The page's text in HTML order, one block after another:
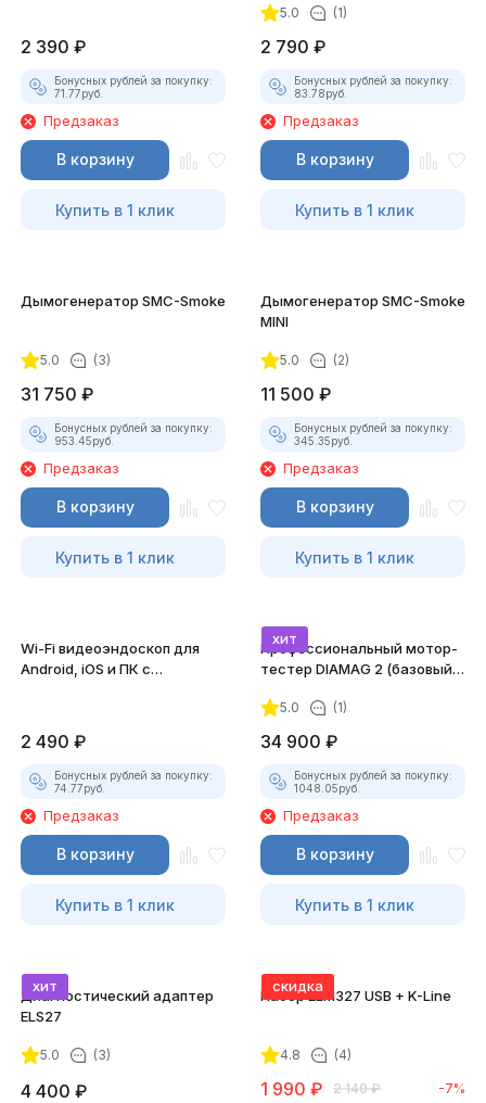
2 390 ₽
Бонусных рублей за покупку:
71.77руб.
Предзаказ
В корзину
Купить в 1 клик
5.0 (1)
2 790 ₽
Бонусных рублей за покупку:
83.78руб.
Предзаказ
В корзину
Купить в 1 клик
Дымогенератор SMC-Smoke
5.0 (3)
31 750 ₽
Бонусных рублей за покупку:
953.45руб.
Предзаказ
В корзину
Купить в 1 клик
Дымогенератор SMC-Smoke
MINI
5.0 (2)
11 500 ₽
Бонусных рублей за покупку:
345.35руб.
Предзаказ
В корзину
Купить в 1 клик
Wi-Fi видеоэндоскоп для
Android, iOS и ПК с
2 490 ₽
Бонусных рублей за покупку:
74.77руб.
Предзаказ
В корзину
Купить в 1 клик
хит
Профессиональный мотор-
тестер DIAMAG 2 (базовый
5.0 (1)
34 900 ₽
Бонусных рублей за покупку:
1048.05руб.
Предзаказ
В корзину
Купить в 1 клик
хит
Диагностический адаптер
ELS27
5.0 (3)
4 400 ₽
скидка
Набор ELM327 USB + K-Line
4.8 (4)
1 990 ₽ 2 140 ₽ -7%